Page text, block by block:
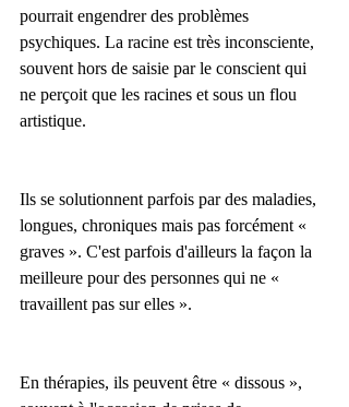
pourrait engendrer des problèmes
psychiques. La racine est très inconsciente,
souvent hors de saisie par le conscient qui
ne perçoit que les racines et sous un flou
artistique.
Ils se solutionnent parfois par des maladies,
longues, chroniques mais pas forcément «
graves ». C'est parfois d'ailleurs la façon la
meilleure pour des personnes qui ne «
travaillent pas sur elles ».
En thérapies, ils peuvent être « dissous »,